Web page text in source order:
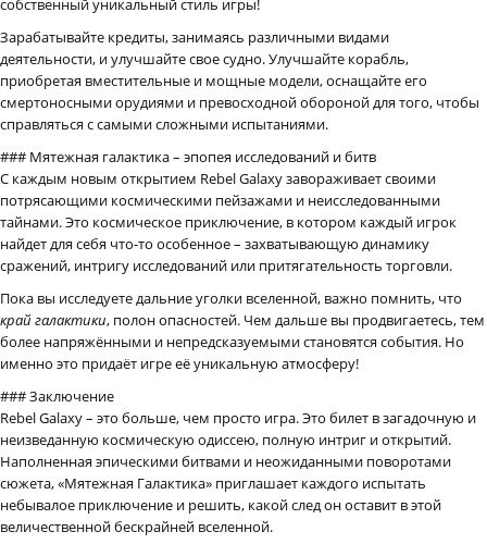
собственный уникальный стиль игры!
Зарабатывайте кредиты, занимаясь различными видами
деятельности, и улучшайте свое судно. Улучшайте корабль,
приобретая вместительные и мощные модели, оснащайте его
смертоносными орудиями и превосходной обороной для того, чтобы
справляться с самыми сложными испытаниями.
### Мятежная галактика – эпопея исследований и битв
С каждым новым открытием Rebel Galaxy завораживает своими
потрясающими космическими пейзажами и неисследованными
тайнами. Это космическое приключение, в котором каждый игрок
найдет для себя что-то особенное – захватывающую динамику
сражений, интригу исследований или притягательность торговли.
Пока вы исследуете дальние уголки вселенной, важно помнить, что
край галактики, полон опасностей. Чем дальше вы продвигаетесь, тем
более напряжёнными и непредсказуемыми становятся события. Но
именно это придаёт игре её уникальную атмосферу!
### Заключение
Rebel Galaxy – это больше, чем просто игра. Это билет в загадочную и
неизведанную космическую одиссею, полную интриг и открытий.
Наполненная эпическими битвами и неожиданными поворотами
сюжета, «Мятежная Галактика» приглашает каждого испытать
небывалое приключение и решить, какой след он оставит в этой
величественной бескрайней вселенной.